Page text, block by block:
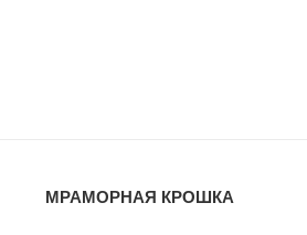
МРАМОРНАЯ КРОШКА